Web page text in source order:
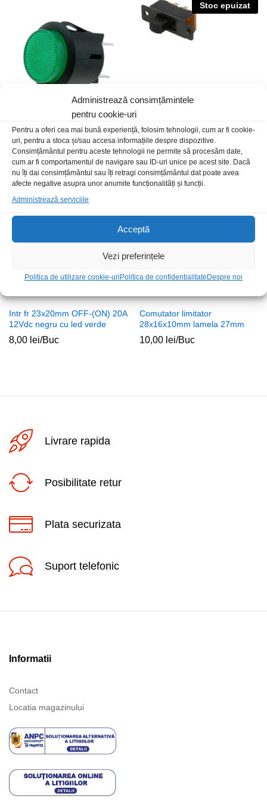
Administrează consimțămintele
pentru cookie-uri
Pentru a oferi cea mai bună experiență, folosim tehnologii, cum ar fi cookie-
uri, pentru a stoca și/sau accesa informațiile despre dispozitive.
Consimțământul pentru aceste tehnologii ne permite să procesăm date,
cum ar fi comportamentul de navigare sau ID-uri unice pe acest site. Dacă
nu îți dai consimțământul sau îți retragi consimțământul dat poate avea
afecte negative asupra unor anumite funcționalități și funcții.
Administrează serviciile
Acceptă
Vezi preferințele
Politica de utilizare cookie-uri Politica de confidentialitate Despre noi
Buton CR R13-541BL verde
20A 14Vdc led 12Vdc
25,00lei/Buc
Stoc epuizat
Comutator Liniar S6P
3,00lei/Buc
Intr fr 23x20mm OFF-(ON) 20A
12Vdc negru cu led verde
8,00 lei/Buc
Comutator limitator
28x16x10mm lamela 27mm
10,00 lei/Buc
Livrare rapida
Posibilitate retur
Plata securizata
Suport telefonic
Informatii
Contact
Locatia magazinului